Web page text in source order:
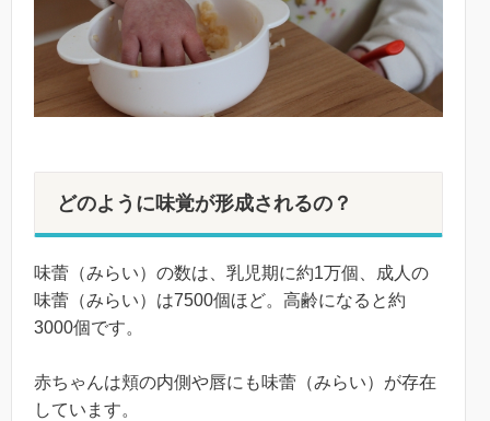
どのように味覚が形成されるの？
味蕾（みらい）の数は、乳児期に約1万個、成人の
味蕾（みらい）は7500個ほど。高齢になると約
3000個です。
赤ちゃんは頬の内側や唇にも味蕾（みらい）が存在
しています。